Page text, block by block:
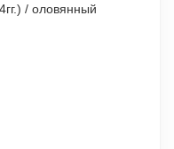
/ оловянный